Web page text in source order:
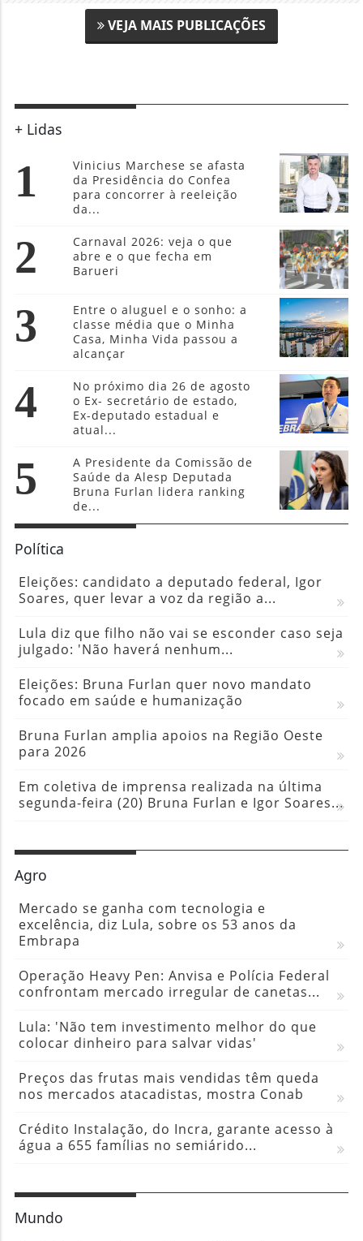
VEJA MAIS PUBLICAÇÕES
+ Lidas
1
Vinicius Marchese se afasta
da Presidência do Confea
para concorrer à reeleição
da...
2
Carnaval 2026: veja o que
abre e o que fecha em
Barueri
3
Entre o aluguel e o sonho: a
classe média que o Minha
Casa, Minha Vida passou a
alcançar
4
No próximo dia 26 de agosto
o Ex- secretário de estado,
Ex-deputado estadual e
atual...
5
A Presidente da Comissão de
Saúde da Alesp Deputada
Bruna Furlan lidera ranking
de...
Política
Eleições: candidato a deputado federal, Igor
Soares, quer levar a voz da região a...
Lula diz que filho não vai se esconder caso seja
julgado: 'Não haverá nenhum...
Eleições: Bruna Furlan quer novo mandato
focado em saúde e humanização
Bruna Furlan amplia apoios na Região Oeste
para 2026
Em coletiva de imprensa realizada na última
segunda-feira (20) Bruna Furlan e Igor Soares...
Agro
Mercado se ganha com tecnologia e
excelência, diz Lula, sobre os 53 anos da
Embrapa
Operação Heavy Pen: Anvisa e Polícia Federal
confrontam mercado irregular de canetas...
Lula: 'Não tem investimento melhor do que
colocar dinheiro para salvar vidas'
Preços das frutas mais vendidas têm queda
nos mercados atacadistas, mostra Conab
Crédito Instalação, do Incra, garante acesso à
água a 655 famílias no semiárido...
Mundo